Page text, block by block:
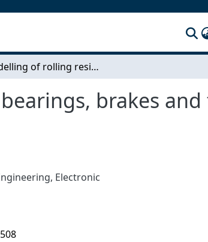
Modelling of rolling resistance from wheel bearings, brakes and tires in a passenger car
brakes and
Electronic